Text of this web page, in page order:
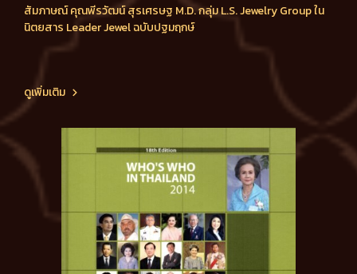
สัมภาษณ์ คุณพีรวัฒน์ สุรเศรษฐ M.D. กลุ่ม L.S. Jewelry Group ใน
นิตยสาร Leader Jewel ฉบับปฐมฤกษ์
ดูเพิ่มเติม